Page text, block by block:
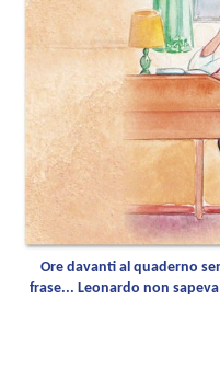
Ore davanti al quaderno
frase... Leonardo non